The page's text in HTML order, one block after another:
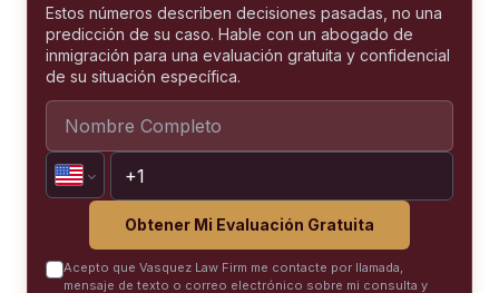
Estos números describen decisiones pasadas, no una
predicción de su caso. Hable con un abogado de
inmigración para una evaluación gratuita y confidencial
de su situación específica.
Obtener Mi Evaluación Gratuita
Acepto que Vasquez Law Firm me contacte por llamada,
mensaje de texto o correo electrónico sobre mi consulta y